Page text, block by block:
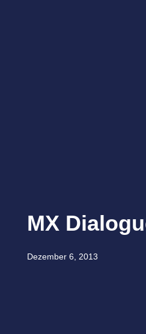
MX
Dezember 6, 2013